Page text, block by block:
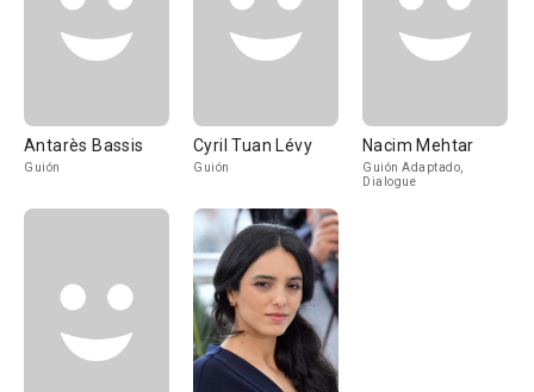
Antarès Bassis
Guión
Cyril Tuan Lévy
Guión
Nacim Mehtar
Guión Adaptado,
Dialogue